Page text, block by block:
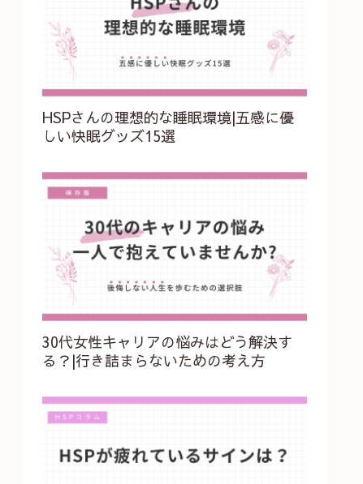
HSPさんの理想的な睡眠環境|五感に優
しい快眠グッズ15選
30代女性キャリアの悩みはどう解決す
る？|行き詰まらないための考え方